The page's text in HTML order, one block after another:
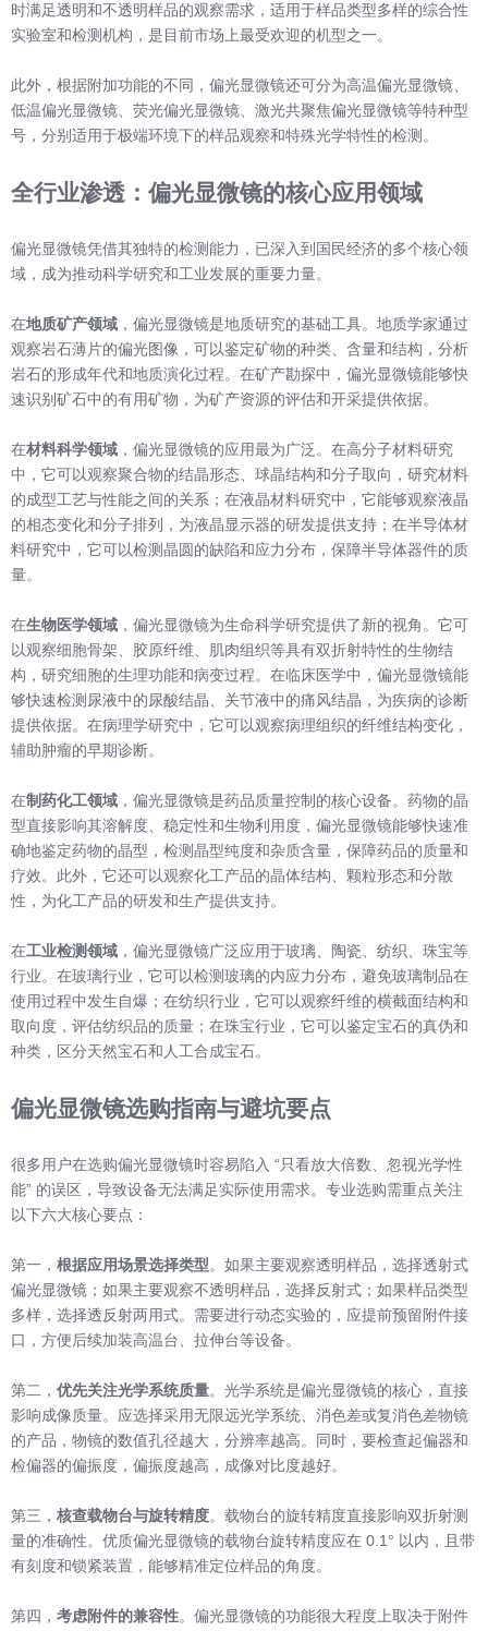
时满足透明和不透明样品的观察需求，适用于样品类型多样的综合性
实验室和检测机构，是目前市场上最受欢迎的机型之一。
此外，根据附加功能的不同，偏光显微镜还可分为高温偏光显微镜、
低温偏光显微镜、荧光偏光显微镜、激光共聚焦偏光显微镜等特种型
号，分别适用于极端环境下的样品观察和特殊光学特性的检测。
全行业渗透：偏光显微镜的核心应用领域
偏光显微镜凭借其独特的检测能力，已深入到国民经济的多个核心领
域，成为推动科学研究和工业发展的重要力量。
在地质矿产领域 ，偏光显微镜是地质研究的基础工具。地质学家通过
观察岩石薄片的偏光图像，可以鉴定矿物的种类、含量和结构，分析
岩石的形成年代和地质演化过程。在矿产勘探中，偏光显微镜能够快
速识别矿石中的有用矿物，为矿产资源的评估和开采提供依据。
在材料科学领域 ，偏光显微镜的应用最为广泛。在高分子材料研究
中，它可以观察聚合物的结晶形态、球晶结构和分子取向，研究材料
的成型工艺与性能之间的关系；在液晶材料研究中，它能够观察液晶
的相态变化和分子排列，为液晶显示器的研发提供支持；在半导体材
料研究中，它可以检测晶圆的缺陷和应力分布，保障半导体器件的质
量。
在生物医学领域 ，偏光显微镜为生命科学研究提供了新的视角。它可
以观察细胞骨架、胶原纤维、肌肉组织等具有双折射特性的生物结
构，研究细胞的生理功能和病变过程。在临床医学中，偏光显微镜能
够快速检测尿液中的尿酸结晶、关节液中的痛风结晶，为疾病的诊断
提供依据。在病理学研究中，它可以观察病理组织的纤维结构变化，
辅助肿瘤的早期诊断。
在制药化工领域 ，偏光显微镜是药品质量控制的核心设备。药物的晶
型直接影响其溶解度、稳定性和生物利用度，偏光显微镜能够快速准
确地鉴定药物的晶型，检测晶型纯度和杂质含量，保障药品的质量和
疗效。此外，它还可以观察化工产品的晶体结构、颗粒形态和分散
性，为化工产品的研发和生产提供支持。
在工业检测领域 ，偏光显微镜广泛应用于玻璃、陶瓷、纺织、珠宝等
行业。在玻璃行业，它可以检测玻璃的内应力分布，避免玻璃制品在
使用过程中发生自爆；在纺织行业，它可以观察纤维的横截面结构和
取向度，评估纺织品的质量；在珠宝行业，它可以鉴定宝石的真伪和
种类，区分天然宝石和人工合成宝石。
偏光显微镜选购指南与避坑要点
很多用户在选购偏光显微镜时容易陷入 “只看放大倍数、忽视光学性
能” 的误区，导致设备无法满足实际使用需求。专业选购需重点关注
以下六大核心要点：
第一， 根据应用场景选择类型。如果主要观察透明样品，选择透射式
偏光显微镜；如果主要观察不透明样品，选择反射式；如果样品类型
多样，选择透反射两用式。需要进行动态实验的，应提前预留附件接
口，方便后续加装高温台、拉伸台等设备。
第二， 优先关注光学系统质量。光学系统是偏光显微镜的核心，直接
影响成像质量。应选择采用无限远光学系统、消色差或复消色差物镜
的产品，物镜的数值孔径越大，分辨率越高。同时，要检查起偏器和
检偏器的偏振度，偏振度越高，成像对比度越好。
第三， 核查载物台与旋转精度。载物台的旋转精度直接影响双折射测
量的准确性。优质偏光显微镜的载物台旋转精度应在 0.1° 以内，且带
有刻度和锁紧装置，能够精准定位样品的角度。
第四， 考虑附件的兼容性。偏光显微镜的功能很大程度上取决于附件